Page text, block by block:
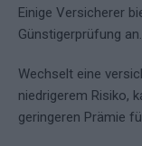
Einige Versicherer
Günstigerprüfung an.
Wechselt eine
niedrigerem Risiko,
geringeren Prämie